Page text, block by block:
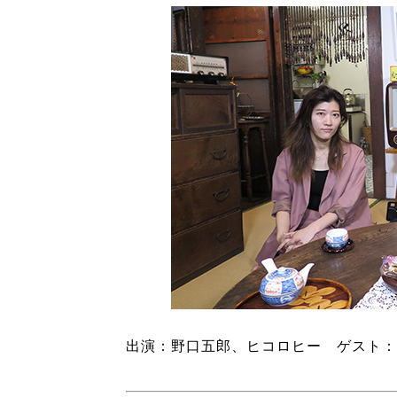
出演：野口五郎、ヒコロヒー ゲスト